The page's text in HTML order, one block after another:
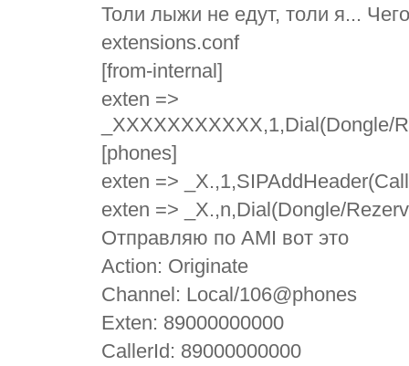
Толи лыжи не едут, толи я...
extensions.conf
[from-internal]
exten =>
_XXXXXXXXXXX,1,Dial(Dongle/
[phones]
exten =>
exten => _X.,n,Dial(Dongle/
Отправляю по AMI вот это
Action: Originate
Channel: Local/106@phones
Exten: 89000000000
CallerId: 89000000000